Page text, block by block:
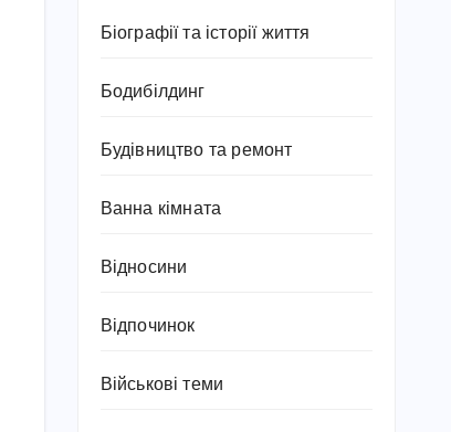
Біографії та історії життя
Бодибілдинг
Будівництво та ремонт
Ванна кімната
Відносини
Відпочинок
Військові теми